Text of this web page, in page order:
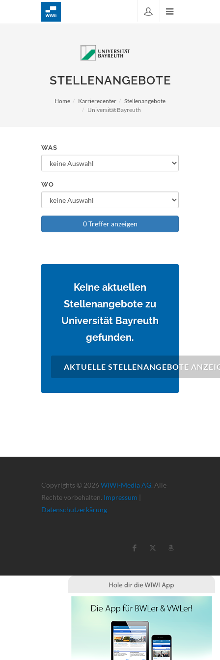
STELLENANGEBOTE
Home Karrierecenter
Stellenangebote
Universität Bayreuth
WAS
WO
0 Treffer anzeigen
Keine aktuellen
Stellenangebote zu
Universität Bayreuth
gefunden.
AKTUELLE STELLENANGEBOTE
Copyrights © 2026 WiWi-Media AG. Alle
Rechte vorbehalten. Impressum |
Datenschutzerkärung